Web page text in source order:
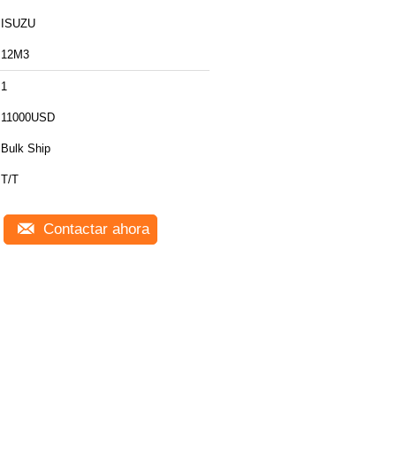
ISUZU
12M3
1
11000USD
Bulk Ship
T/T
Contactar ahora